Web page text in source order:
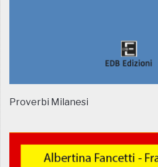
Proverbi Milanesi